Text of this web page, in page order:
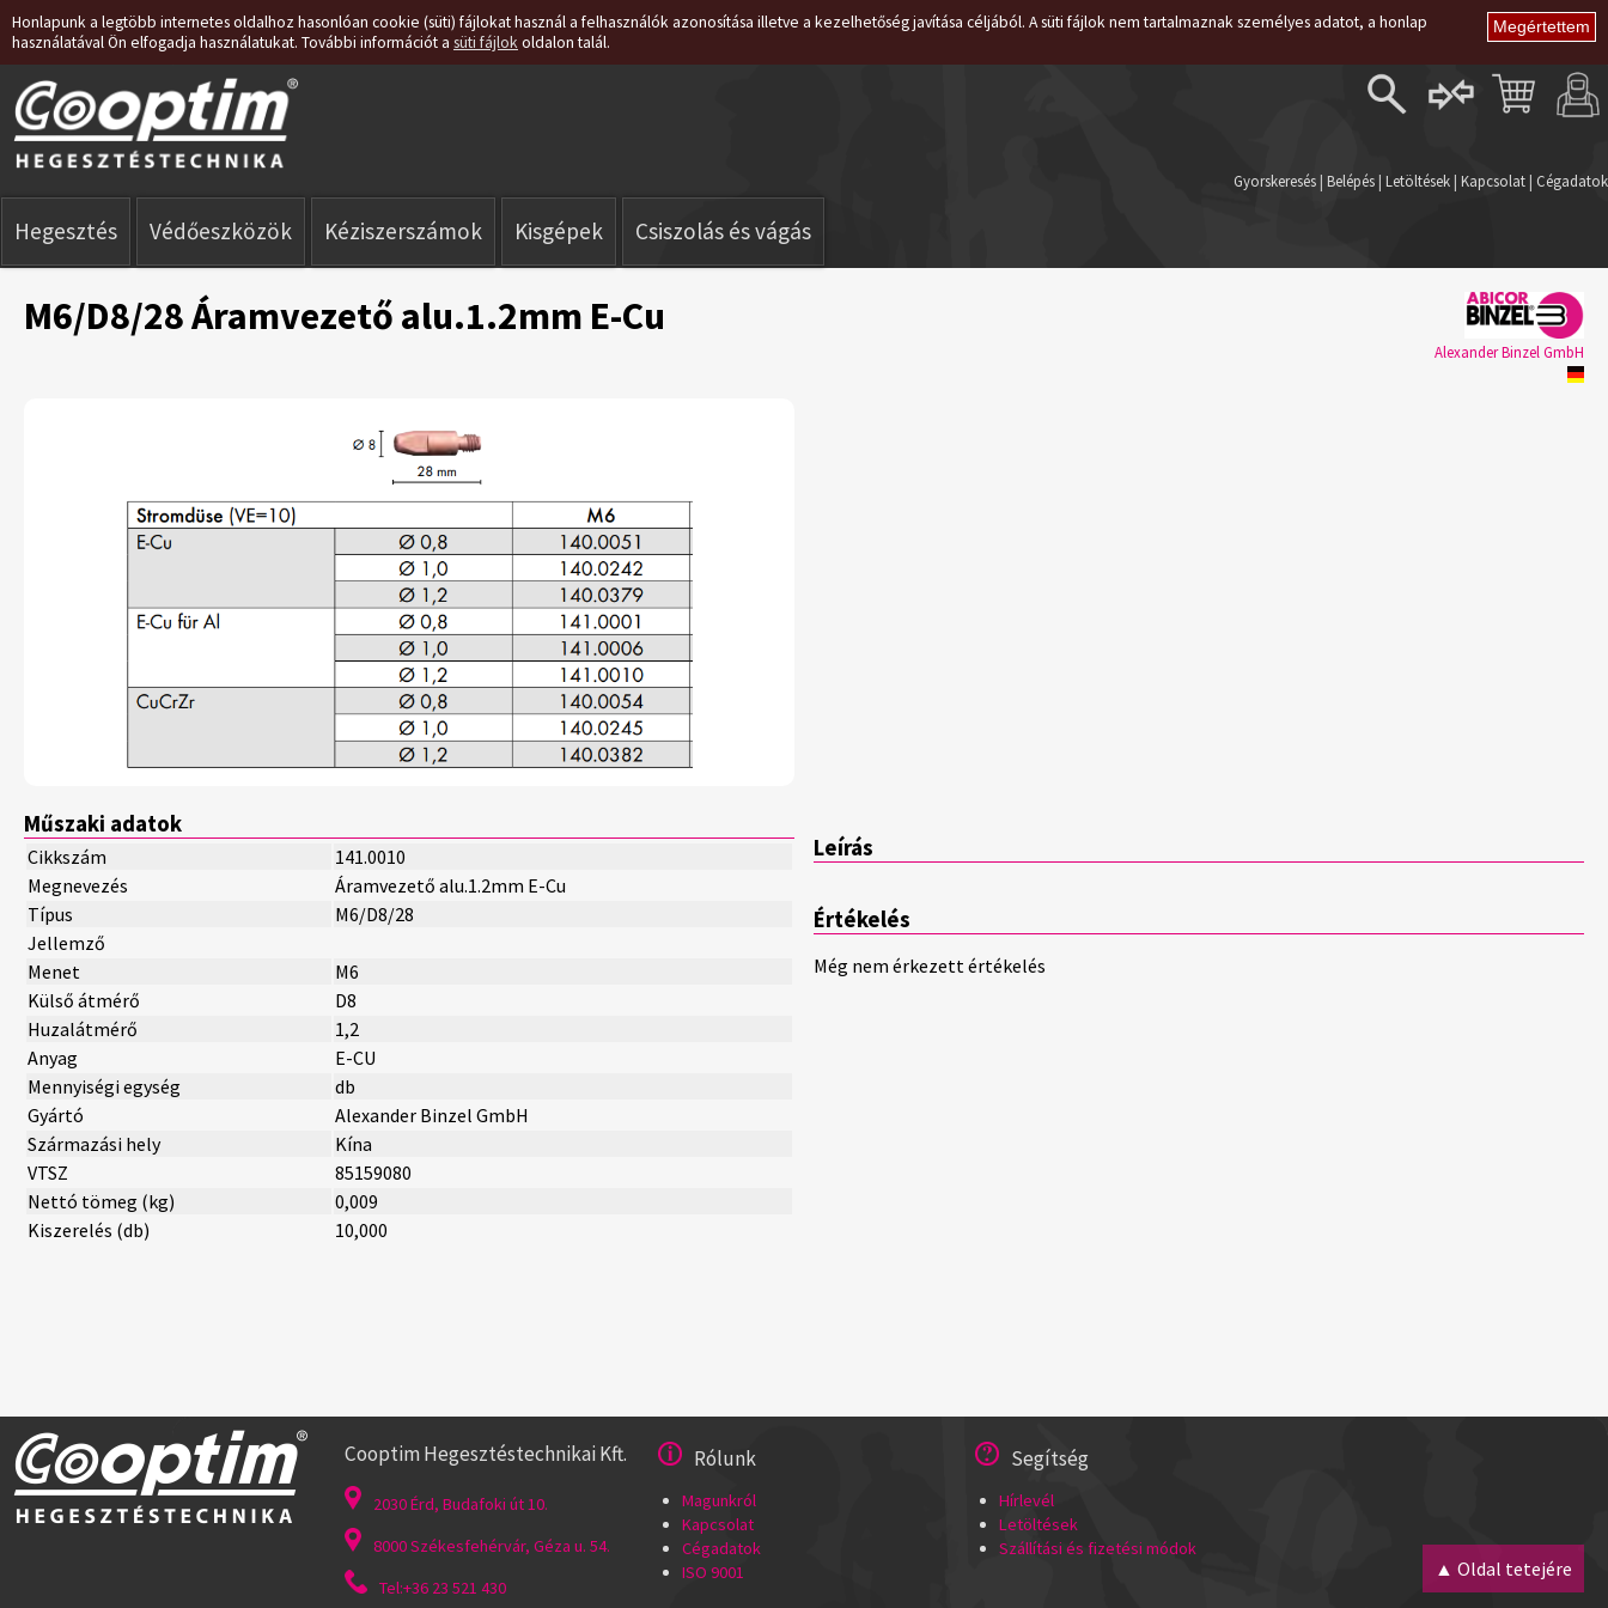
▲ Oldal tetejére
Honlapunk a legtöbb internetes oldalhoz hasonlóan cookie (süti) fájlokat használ a felhasználók azonosítása illetve a kezelhetőség javítása céljából. A süti fájlok nem tartalmaznak személyes adatot, a honlap
használatával Ön elfogadja használatukat. További információt a süti fájlok oldalon talál.
Regisztráció
Gyorskeresés | Belépés | Letöltések | Kapcsolat | Cégadatok
Hegesztés Védőeszközök Kéziszerszámok Kisgépek Csiszolás és vágás
M6/D8/28 Áramvezető alu.1.2mm E-Cu
Alexander Binzel GmbH
Műszaki adatok
Cikkszám
141.0010
Megnevezés
Áramvezető alu.1.2mm E-Cu
Típus
M6/D8/28
Jellemző
Menet
M6
Külső átmérő
D8
Huzalátmérő
1,2
Anyag
E-CU
Mennyiségi egység
db
Gyártó
Alexander Binzel GmbH
Származási hely
Kína
VTSZ
85159080
Nettó tömeg (kg)
0,009
Kiszerelés (db)
10,000
Leírás
Értékelés
Még nem érkezett értékelés
Cooptim Hegesztéstechnikai Kft.
2030 Érd, Budafoki út 10.
8000 Székesfehérvár, Géza u. 54.
Tel:+36 23 521 430
Rólunk
Magunkról
Kapcsolat
Cégadatok
ISO 9001
Segítség
Hírlevél
Letöltések
Szállítási és fizetési módok